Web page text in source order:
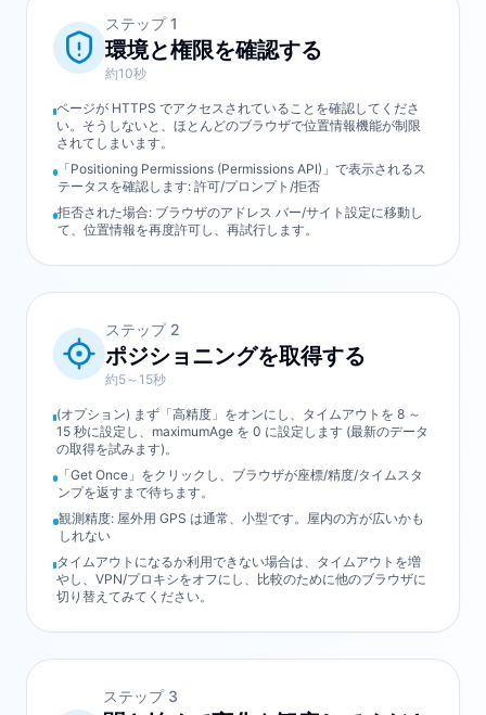
ステップ 1
環境と権限を確認する
約10秒
ページが HTTPS でアクセスされていることを確認してくださ
い。そうしないと、ほとんどのブラウザで位置情報機能が制限
されてしまいます。
「Positioning Permissions (Permissions API)」で表示されるス
テータスを確認します: 許可/プロンプト/拒否
拒否された場合: ブラウザのアドレス バー/サイト設定に移動し
て、位置情報を再度許可し、再試行します。
ステップ 2
ポジショニングを取得する
約5～15秒
(オプション) まず「高精度」をオンにし、タイムアウトを 8 ～
15 秒に設定し、maximumAge を 0 に設定します (最新のデータ
の取得を試みます)。
「Get Once」をクリックし、ブラウザが座標/精度/タイムスタ
ンプを返すまで待ち​​ます。
観測精度: 屋外用 GPS は通常、小型です。屋内の方が広いかも
しれない
タイムアウトになるか利用できない場合は、タイムアウトを増
やし、VPN/プロキシをオフにし、比較のために他のブラウザに
切り替えてみてください。
ステップ 3